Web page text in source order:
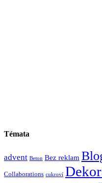
Témata
advent Beton Bez reklam
Collaborations cukroví